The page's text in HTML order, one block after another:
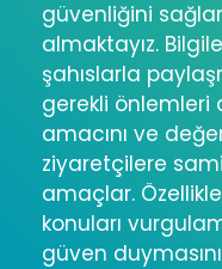
güvenliğini
almaktayız.
şahıslarla
gerekli önlemleri
amacını ve
ziyaretçilere
amaçlar.
konuları
güven